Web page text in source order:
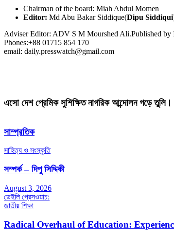
Chairman of the board: Miah Abdul Momen
Editor: Md Abu Bakar Siddique(Dipu Siddiqui
Adviser Editor: ADV S M Mourshed Ali.Published by
Phones:+88 01715 854 170
email: daily.presswatch@gmail.com
এসো দেশ প্রেমিক সুশিক্ষিত নাগরিক আন্দোলন গড়ে তুলি।
সাম্প্রতিক
সাহিত্য ও সংস্কৃতি
সম্পর্ক – দিপু সিদ্দিকী
August 3, 2026
ডেইলি প্রেসওয়াচ:
জাতীয় শিক্ষা
Radical Overhaul of Education: